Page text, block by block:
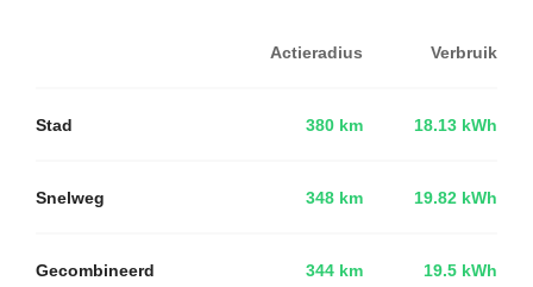
Actieradius Verbruik
Stad 380 km 18.13 kWh
Snelweg 348 km 19.82 kWh
Gecombineerd 344 km 19.5 kWh